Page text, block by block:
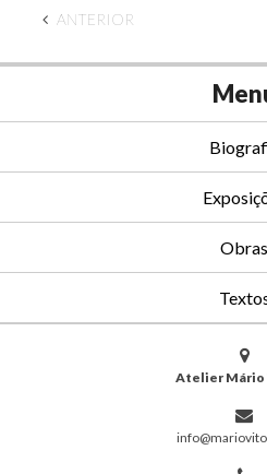
ANTERIOR
Obras
Atelier